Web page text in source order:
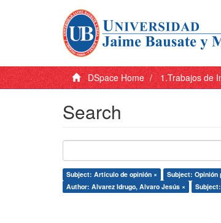
DSpace Home 1.Trabajos de
Search
Subject: Artículo de opinión × Subject: Opinión
Author: Alvarez Idrugo, Alvaro Jesús ×